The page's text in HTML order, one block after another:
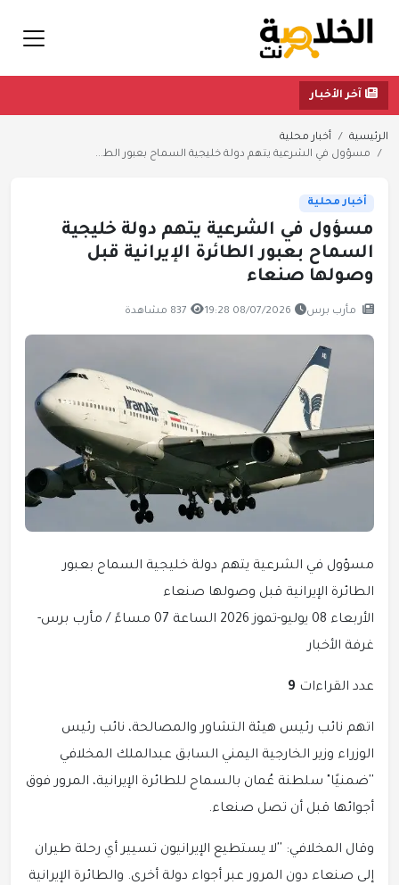
آخر الأخبار
الرئيسية
أخبار محلية
مسؤول في الشرعية يتهم دولة خليجية السماح بعبور الط...
أخبار محلية
مسؤول في الشرعية يتهم دولة خليجية
السماح بعبور الطائرة الإيرانية قبل
وصولها صنعاء
مأرب برس 08/07/2026 19:28 837 مشاهدة
مسؤول في الشرعية يتهم دولة خليجية السماح بعبور
الطائرة الإيرانية قبل وصولها صنعاء
الأربعاء 08 يوليو-تموز 2026 الساعة 07 مساءً / مأرب برس-
غرفة الأخبار
عدد القراءات 9
اتهم نائب رئيس هيئة التشاور والمصالحة، نائب رئيس
الوزراء وزير الخارجية اليمني السابق عبدالملك المخلافي
''ضمنيًا" سلطنة عُمان بالسماح للطائرة الإيرانية، المرور فوق
أجوائها قبل أن تصل صنعاء.
وقال المخلافي: ‏''لا يستطيع الإيرانيون تسيير أي رحلة طيران
إلى صنعاء دون المرور عبر أجواء دولة أخرى. والطائرة الإيرانية